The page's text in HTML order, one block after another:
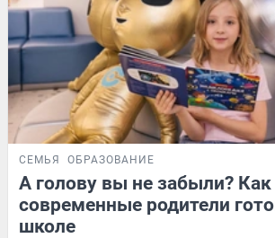
СЕМЬЯ ОБРАЗОВАНИЕ
А голову вы не забыли? Как
современные родители
школе